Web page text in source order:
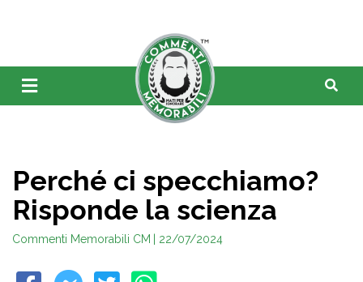
Perché ci specchiamo?
Risponde la scienza
Commenti Memorabili CM | 22/07/2024